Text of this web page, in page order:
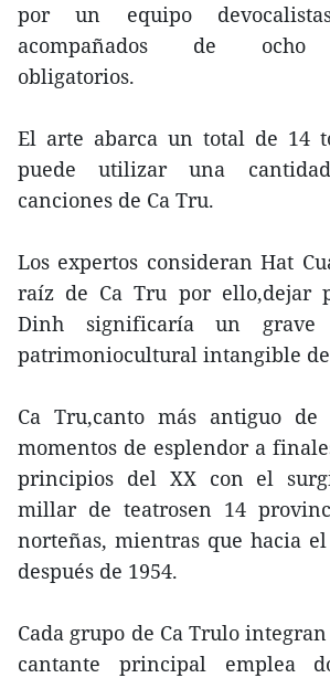
por un equipo
acompañados de ocho
obligatorios.
El arte abarca un total de 14
puede utilizar una
canciones de Ca Tru.
Los expertos consideran Hat
raíz de Ca Tru por ello,dejar
Dinh significaría un
patrimoniocultural intangible
Ca Tru,canto más antiguo
momentos de esplendor a
principios del XX con el
millar de teatrosen 14
norteñas, mientras que hacia
después de 1954.
Cada grupo de Ca Trulo
cantante principal emplea